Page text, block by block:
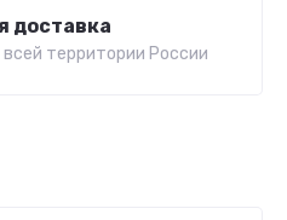
доставка
территории России